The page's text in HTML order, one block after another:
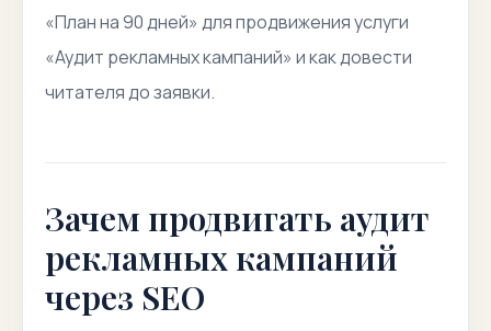
«План на 90 дней» для продвижения услуги
«Аудит рекламных кампаний» и как довести
читателя до заявки.
Зачем продвигать аудит
рекламных кампаний
через SEO